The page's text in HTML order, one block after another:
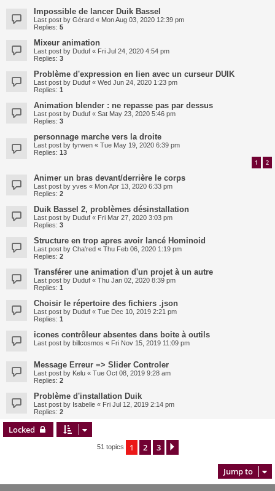
Impossible de lancer Duik Bassel
Last post by Gérard « Mon Aug 03, 2020 12:39 pm
Replies: 5
Mixeur animation
Last post by Duduf « Fri Jul 24, 2020 4:54 pm
Replies: 3
Problème d'expression en lien avec un curseur DUIK
Last post by Duduf « Wed Jun 24, 2020 1:23 pm
Replies: 1
Animation blender : ne repasse pas par dessus
Last post by Duduf « Sat May 23, 2020 5:46 pm
Replies: 3
personnage marche vers la droite
Last post by tyrwen « Tue May 19, 2020 6:39 pm
Replies: 13
1 2
Animer un bras devant/derrière le corps
Last post by yves « Mon Apr 13, 2020 6:33 pm
Replies: 2
Duik Bassel 2, problèmes désinstallation
Last post by Duduf « Fri Mar 27, 2020 3:03 pm
Replies: 3
Structure en trop apres avoir lancé Hominoid
Last post by Cha'red « Thu Feb 06, 2020 1:19 pm
Replies: 2
Transférer une animation d'un projet à un autre
Last post by Duduf « Thu Jan 02, 2020 8:39 pm
Replies: 1
Choisir le répertoire des fichiers .json
Last post by Duduf « Tue Dec 10, 2019 2:21 pm
Replies: 1
icones contrôleur absentes dans boite à outils
Last post by billcosmos « Fri Nov 15, 2019 11:09 pm
Message Erreur => Slider Controler
Last post by Kelu « Tue Oct 08, 2019 9:28 am
Replies: 2
Problème d'installation Duik
Last post by Isabelle « Fri Jul 12, 2019 2:14 pm
Replies: 2
Locked
51 topics 1 2 3
Jump to